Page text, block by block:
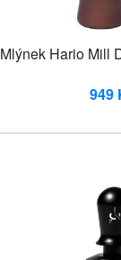
Mlýnek Hario Mill
949